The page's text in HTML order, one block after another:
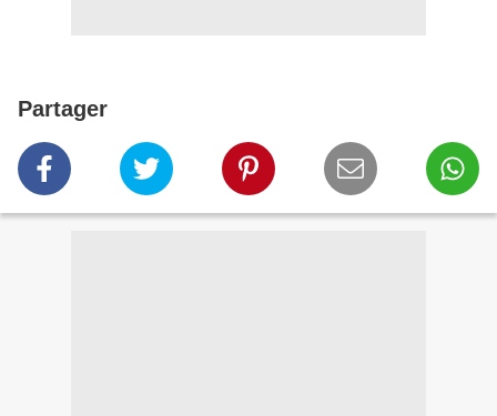
Partager